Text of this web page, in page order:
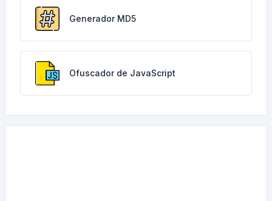
Generador MD5
Ofuscador de JavaScript